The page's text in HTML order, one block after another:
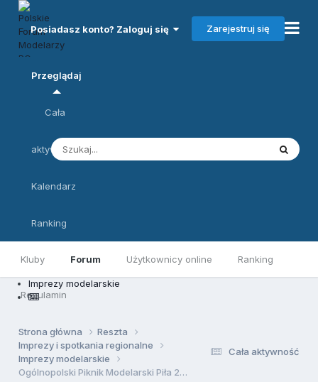
Posiadasz konto? Zaloguj się Zarejestruj się
Przeglądaj
Kluby Forum Użytkownicy online Ranking
Regulamin
Cała
aktywność
Kalendarz
Ranking
Imprezy modelarskie
Cała aktywność
Strona główna
Reszta
Imprezy i spotkania regionalne
Imprezy modelarskie
Ogólnopolski Piknik Modelarski Piła 27.07.2008